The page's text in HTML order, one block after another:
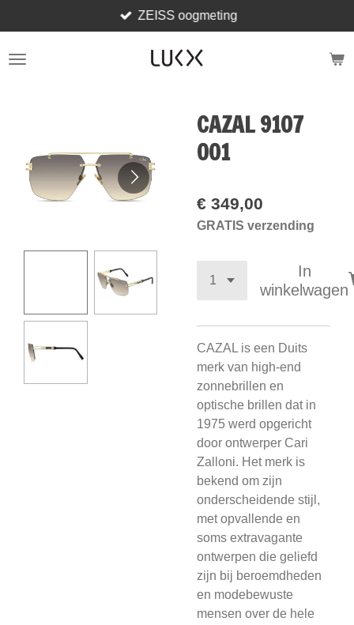
direct
naar
ZEISS oogmeting
CAZAL 9107
001
€ 349,00
GRATIS verzending
In
winkelwagen
CAZAL is een Duits
merk van high-end
zonnebrillen en
optische brillen dat in
1975 werd opgericht
door ontwerper Cari
Zalloni. Het merk is
bekend om zijn
onderscheidende stijl,
met opvallende en
soms extravagante
ontwerpen die geliefd
zijn bij beroemdheden
en modebewuste
mensen over de hele